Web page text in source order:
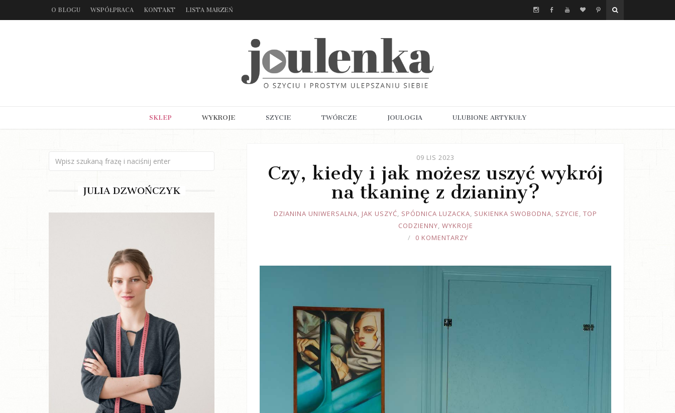
O BLOGU WSPÓŁPRACA KONTAKT LISTA MARZEŃ
SKLEP WYKROJE SZYCIE TWÓRCZE JOULOGIA ULUBIONE ARTYKUŁY
09 LIS 2023
Czy, kiedy i jak możesz uszyć wykrój
na tkaninę z dzianiny?
JOULEDZIANINA UNIWERSALNA, JAK USZYĆ, SPÓDNICA LUZACKA, SUKIENKA SWOBODNA, SZYCIE, TOP
CODZIENNY, WYKROJE
0 KOMENTARZY
JULIA DZWOŃCZYK